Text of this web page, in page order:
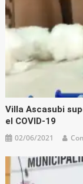
Villa Ascasubi
el COVID-19
02/06/2021